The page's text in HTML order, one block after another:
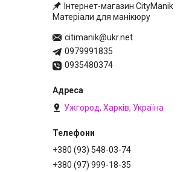
Інтернет-магазин CityManik
Матеріали для манікюру
citimanik@ukr.net
0979991835
0935480374
Ужгород, Харків, Україна
+380 (93) 548-03-74
+380 (97) 999-18-35